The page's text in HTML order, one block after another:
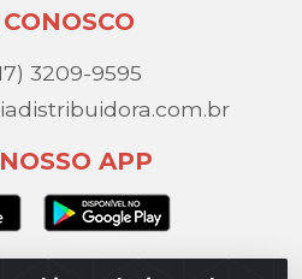
3209-9595
APP